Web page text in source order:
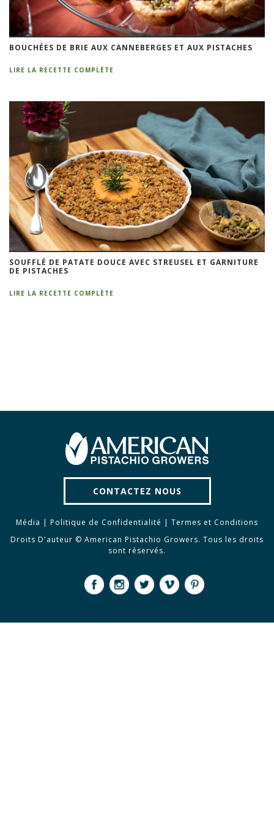
BOUCHÉES DE BRIE AUX CANNEBERGES ET AUX PISTACHES
LIRE LA RECETTE COMPLÈTE
SOUFFLÉ DE PATATE DOUCE AVEC STREUSEL ET GARNITURE
DE PISTACHES
LIRE LA RECETTE COMPLÈTE
CONTACTEZ NOUS
Média | Politique de Confidentialité | Termes et Conditions
Droits D'auteur © American Pistachio Growers. Tous les droits
sont réservés.